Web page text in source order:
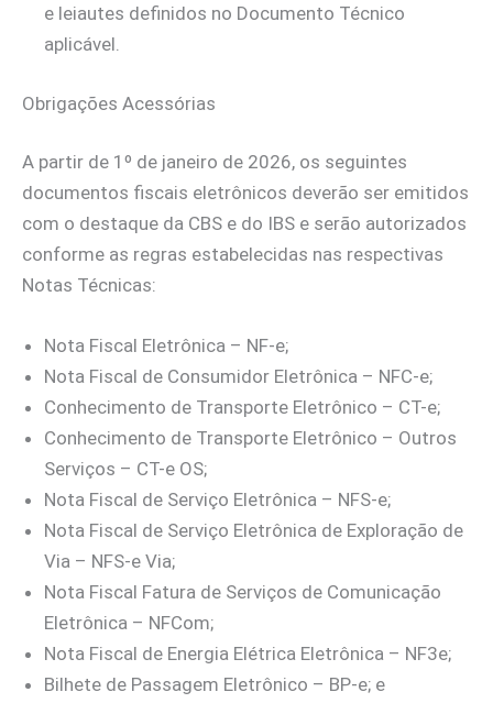
e leiautes definidos no Documento Técnico
aplicável.
Obrigações Acessórias
A partir de 1º de janeiro de 2026, os seguintes
documentos fiscais eletrônicos deverão ser emitidos
com o destaque da CBS e do IBS e serão autorizados
conforme as regras estabelecidas nas respectivas
Notas Técnicas:
Nota Fiscal Eletrônica – NF-e;
Nota Fiscal de Consumidor Eletrônica – NFC-e;
Conhecimento de Transporte Eletrônico – CT-e;
Conhecimento de Transporte Eletrônico – Outros
Serviços – CT-e OS;
Nota Fiscal de Serviço Eletrônica – NFS-e;
Nota Fiscal de Serviço Eletrônica de Exploração de
Via – NFS-e Via;
Nota Fiscal Fatura de Serviços de Comunicação
Eletrônica – NFCom;
Nota Fiscal de Energia Elétrica Eletrônica – NF3e;
Bilhete de Passagem Eletrônico – BP-e; e